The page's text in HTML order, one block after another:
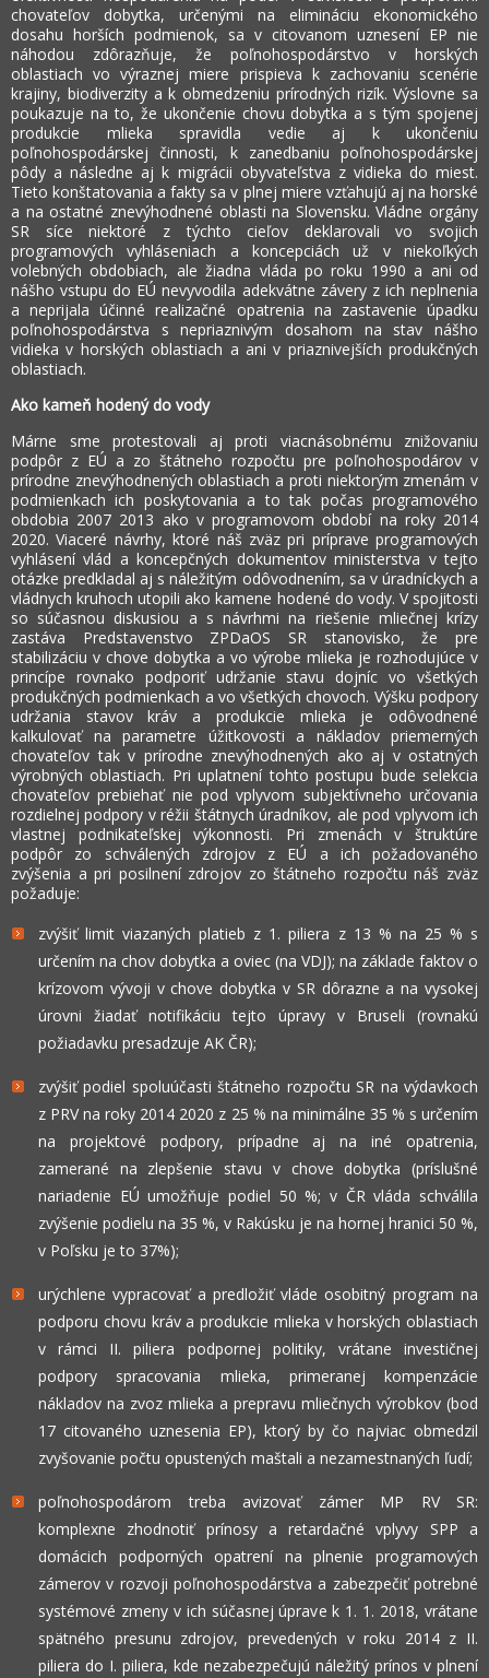
chovateľov dobytka, určenými na elimináciu ekonomického
dosahu horších podmienok, sa v citovanom uznesení EP nie
náhodou zdôrazňuje, že poľnohospodárstvo v horských
oblastiach vo výraznej miere prispieva k zachovaniu scenérie
krajiny, biodiverzity a k obmedzeniu prírodných rizík. Výslovne sa
poukazuje na to, že ukončenie chovu dobytka a s tým spojenej
produkcie mlieka spravidla vedie aj k ukončeniu
poľnohospodárskej činnosti, k zanedbaniu poľnohospodárskej
pôdy a následne aj k migrácii obyvateľstva z vidieka do miest.
Tieto konštatovania a fakty sa v plnej miere vzťahujú aj na horské
a na ostatné znevýhodnené oblasti na Slovensku. Vládne orgány
SR síce niektoré z týchto cieľov deklarovali vo svojich
programových vyhláseniach a koncepciách už v niekoľkých
volebných obdobiach, ale žiadna vláda po roku 1990 a ani od
nášho vstupu do EÚ nevyvodila adekvátne závery z ich neplnenia
a neprijala účinné realizačné opatrenia na zastavenie úpadku
poľnohospodárstva s nepriaznivým dosahom na stav nášho
vidieka v horských oblastiach a ani v priaznivejších produkčných
oblastiach.
Ako kameň hodený do vody
Márne sme protestovali aj proti viacnásobnému znižovaniu
podpôr z EÚ a zo štátneho rozpočtu pre poľnohospodárov v
prírodne znevýhodnených oblastiach a proti niektorým zmenám v
podmienkach ich poskytovania a to tak počas programového
obdobia 2007 2013 ako v programovom období na roky 2014
2020. Viaceré návrhy, ktoré náš zväz pri príprave programových
vyhlásení vlád a koncepčných dokumentov ministerstva v tejto
otázke predkladal aj s náležitým odôvodnením, sa v úradníckych a
vládnych kruhoch utopili ako kamene hodené do vody. V spojitosti
so súčasnou diskusiou a s návrhmi na riešenie mliečnej krízy
zastáva Predstavenstvo ZPDaOS SR stanovisko, že pre
stabilizáciu v chove dobytka a vo výrobe mlieka je rozhodujúce v
princípe rovnako podporiť udržanie stavu dojníc vo všetkých
produkčných podmienkach a vo všetkých chovoch. Výšku podpory
udržania stavov kráv a produkcie mlieka je odôvodnené
kalkulovať na parametre úžitkovosti a nákladov priemerných
chovateľov tak v prírodne znevýhodnených ako aj v ostatných
výrobných oblastiach. Pri uplatnení tohto postupu bude selekcia
chovateľov prebiehať nie pod vplyvom subjektívneho určovania
rozdielnej podpory v réžii štátnych úradníkov, ale pod vplyvom ich
vlastnej podnikateľskej výkonnosti. Pri zmenách v štruktúre
podpôr zo schválených zdrojov z EÚ a ich požadovaného
zvýšenia a pri posilnení zdrojov zo štátneho rozpočtu náš zväz
požaduje:
zvýšiť limit viazaných platieb z 1. piliera z 13 % na 25 % s
určením na chov dobytka a oviec (na VDJ); na základe faktov o
krízovom vývoji v chove dobytka v SR dôrazne a na vysokej
úrovni žiadať notifikáciu tejto úpravy v Bruseli (rovnakú
požiadavku presadzuje AK ČR);
zvýšiť podiel spoluúčasti štátneho rozpočtu SR na výdavkoch
z PRV na roky 2014 2020 z 25 % na minimálne 35 % s určením
na projektové podpory, prípadne aj na iné opatrenia,
zamerané na zlepšenie stavu v chove dobytka (príslušné
nariadenie EÚ umožňuje podiel 50 %; v ČR vláda schválila
zvýšenie podielu na 35 %, v Rakúsku je na hornej hranici 50 %,
v Poľsku je to 37%);
urýchlene vypracovať a predložiť vláde osobitný program na
podporu chovu kráv a produkcie mlieka v horských oblastiach
v rámci II. piliera podpornej politiky, vrátane investičnej
podpory spracovania mlieka, primeranej kompenzácie
nákladov na zvoz mlieka a prepravu mliečnych výrobkov (bod
17 citovaného uznesenia EP), ktorý by čo najviac obmedzil
zvyšovanie počtu opustených maštali a nezamestnaných ľudí;
poľnohospodárom treba avizovať zámer MP RV SR:
komplexne zhodnotiť prínosy a retardačné vplyvy SPP a
domácich podporných opatrení na plnenie programových
zámerov v rozvoji poľnohospodárstva a zabezpečiť potrebné
systémové zmeny v ich súčasnej úprave k 1. 1. 2018, vrátane
spätného presunu zdrojov, prevedených v roku 2014 z II.
piliera do I. piliera, kde nezabezpečujú náležitý prínos v plnení